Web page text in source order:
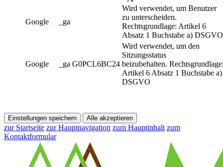
Google _ga
Wird verwendet, um Benutzer
zu unterscheiden.
Rechtsgrundlage: Artikel 6
Absatz 1 Buchstabe a) DSGVO
Google _ga G0PCL6BC24
Wird verwendet, um den
Sitzungsstatus
beizubehalten.
Artikel 6 Absatz 1 Buchstabe a)
DSGVO
Einstellungen speichern Alle akzeptieren
zur Startseite zur Hauptnavigation zum Hauptinhalt zum
Kontaktformular